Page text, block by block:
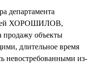
департамента
ХОРОШИЛОВ,
продажу объекты
длительное время
невостребованными из-